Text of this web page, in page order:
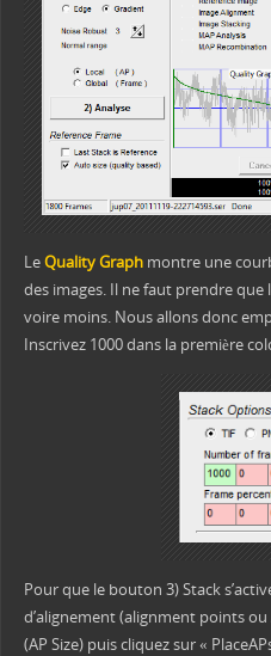
LeQuality Graphmontre une
des images. Il ne faut prendre que
voire moins. Nous allons donc
Inscrivez 1000 dans la première
Pour que le bouton 3) Stack
d’alignement (alignment points ou
(AP Size) puis cliquez sur «